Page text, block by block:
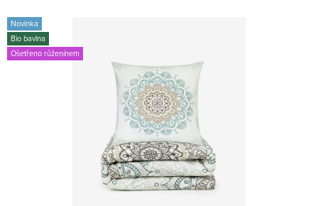
Novinka
Bio bavlna
Ošetřeno růženínem